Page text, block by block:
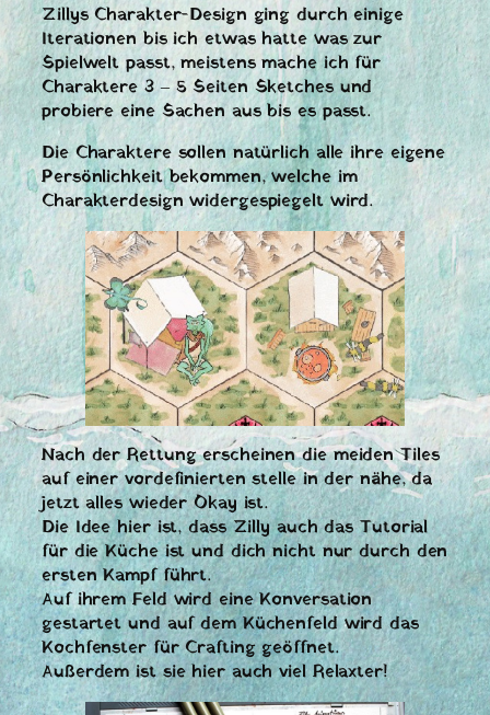
Zillys Charakter-Design ging durch einige
Iterationen bis ich etwas hatte was zur
Spielwelt passt, meistens mache ich für
Charaktere 3 – 5 Seiten Sketches und
probiere eine Sachen aus bis es passt.
Die Charaktere sollen natürlich alle ihre eigene
Persönlichkeit bekommen, welche im
Charakterdesign widergespiegelt wird.
Nach der Rettung erscheinen die meiden Tiles
auf einer vordefinierten stelle in der nähe, da
jetzt alles wieder Okay ist.
Die Idee hier ist, dass Zilly auch das Tutorial
für die Küche ist und dich nicht nur durch den
ersten Kampf führt.
Auf ihrem Feld wird eine Konversation
gestartet und auf dem Küchenfeld wird das
Kochfenster für Crafting geöffnet.
Außerdem ist sie hier auch viel Relaxter!